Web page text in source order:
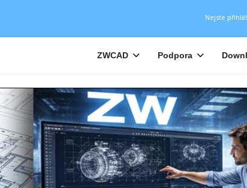
Nejste
ZWCAD Podpora